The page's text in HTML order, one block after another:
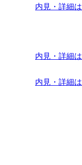
内見・詳細
内見・詳細
内見・詳細